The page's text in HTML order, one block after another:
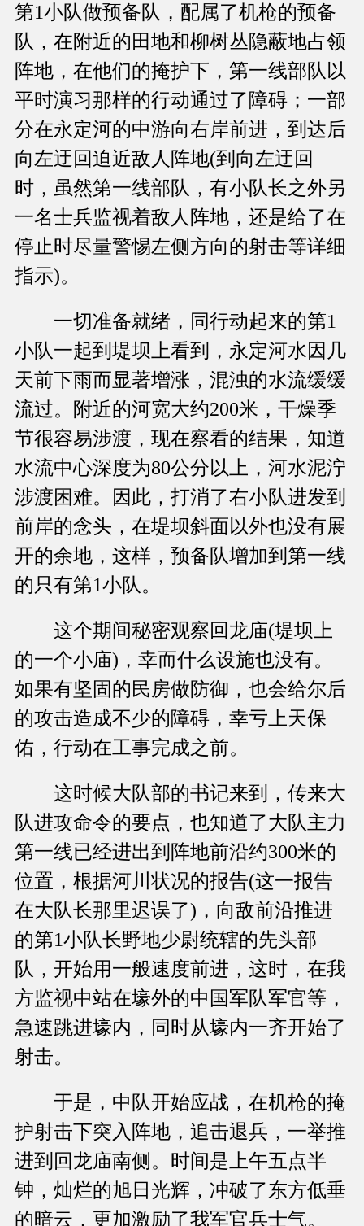
第1小队做预备队，配属了机枪的预备
队，在附近的田地和柳树丛隐蔽地占领
阵地，在他们的掩护下，第一线部队以
平时演习那样的行动通过了障碍；一部
分在永定河的中游向右岸前进，到达后
向左迂回迫近敌人阵地(到向左迂回
时，虽然第一线部队，有小队长之外另
一名士兵监视着敌人阵地，还是给了在
停止时尽量警惕左侧方向的射击等详细
指示)。
一切准备就绪，同行动起来的第1
小队一起到堤坝上看到，永定河水因几
天前下雨而显著增涨，混浊的水流缓缓
流过。附近的河宽大约200米，干燥季
节很容易涉渡，现在察看的结果，知道
水流中心深度为80公分以上，河水泥泞
涉渡困难。因此，打消了右小队进发到
前岸的念头，在堤坝斜面以外也没有展
开的余地，这样，预备队增加到第一线
的只有第1小队。
这个期间秘密观察回龙庙(堤坝上
的一个小庙)，幸而什么设施也没有。
如果有坚固的民房做防御，也会给尔后
的攻击造成不少的障碍，幸亏上天保
佑，行动在工事完成之前。
这时候大队部的书记来到，传来大
队进攻命令的要点，也知道了大队主力
第一线已经进出到阵地前沿约300米的
位置，根据河川状况的报告(这一报告
在大队长那里迟误了)，向敌前沿推进
的第1小队长野地少尉统辖的先头部
队，开始用一般速度前进，这时，在我
方监视中站在壕外的中国军队军官等，
急速跳进壕内，同时从壕内一齐开始了
射击。
于是，中队开始应战，在机枪的掩
护射击下突入阵地，追击退兵，一举推
进到回龙庙南侧。时间是上午五点半
钟，灿烂的旭日光辉，冲破了东方低垂
的暗云，更加激励了我军官兵士气。